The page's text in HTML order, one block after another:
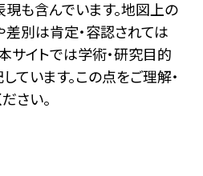
も含んでいます。地図上の
別は肯定・容認されては
サイトでは学術・研究目的
ています。この点をご理解・
さい。